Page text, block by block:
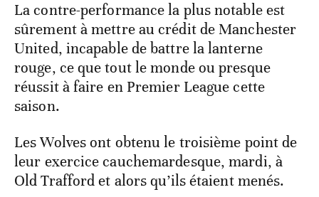
La contre-performance la plus notable est
sûrement à mettre au crédit de Manchester
United, incapable de battre la lanterne
rouge, ce que tout le monde ou presque
réussit à faire en Premier League cette
saison.
Les Wolves ont obtenu le troisième point de
leur exercice cauchemardesque, mardi, à
Old Trafford et alors qu’ils étaient menés.